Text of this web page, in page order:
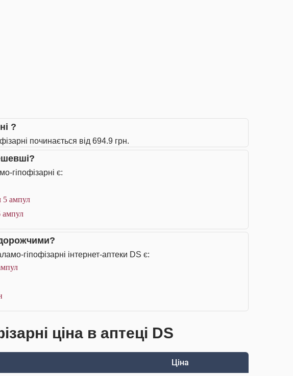
?
починається від 694.9 грн.
гіпофізарні є:
5 ампул
ампул
гіпофізарні інтернет-аптеки DS є:
ціна в аптеці DS
Ціна